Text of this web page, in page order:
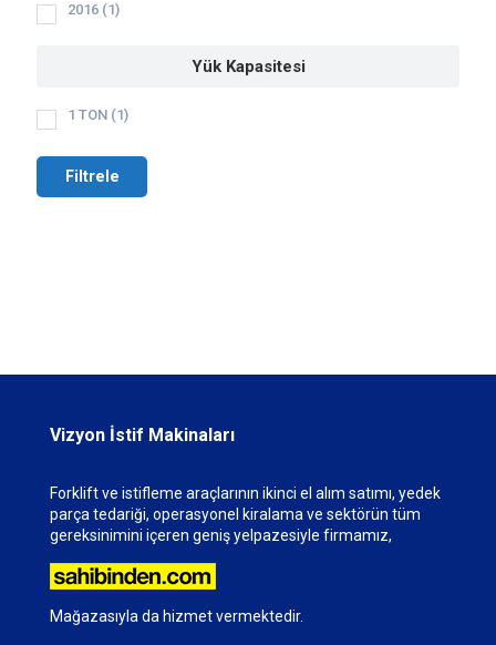
2016 (1)
Yük Kapasitesi
1 TON (1)
Filtrele
Vizyon İstif Makinaları
Forklift ve istifleme araçlarının ikinci el alım satımı, yedek
parça tedariği, operasyonel kiralama ve sektörün tüm
gereksinimini içeren geniş yelpazesiyle firmamız,
Mağazasıyla da hizmet vermektedir.